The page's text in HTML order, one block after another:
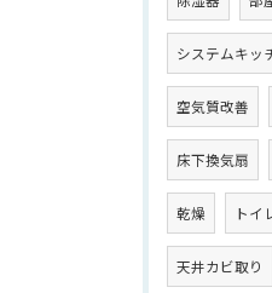
システムキッ
空気質改善
床下換気扇
乾燥 トイ
天井カビ取り